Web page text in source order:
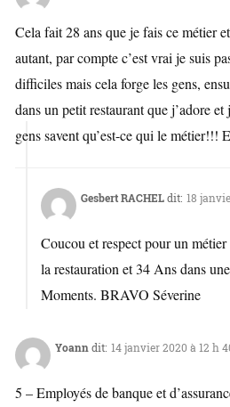
Cela fait 28 ans que je fais ce métier
autant, par compte c’est vrai je suis
difficiles mais cela forge les gens,
dans un petit restaurant que j’adore et
gens savent qu’est-ce qui le métier!!!
Gesbert RACHEL dit: 18
Coucou et respect pour un
la restauration et 34 Ans dans
Moments. BRAVO Séverine ‍
Yoann dit: 14 janvier 2020 à 12 h
5 – Employés de banque et